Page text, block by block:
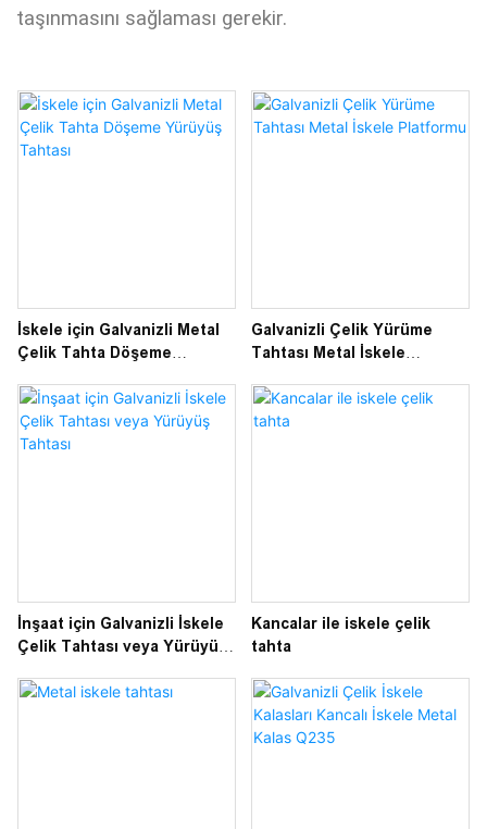
taşınmasını sağlaması gerekir.
İskele için Galvanizli Metal
Çelik Tahta Döşeme
Galvanizli Çelik Yürüme
Tahtası Metal İskele
İnşaat için Galvanizli İskele
Çelik Tahtası veya Yürüyüş
Kancalar ile iskele çelik
tahta